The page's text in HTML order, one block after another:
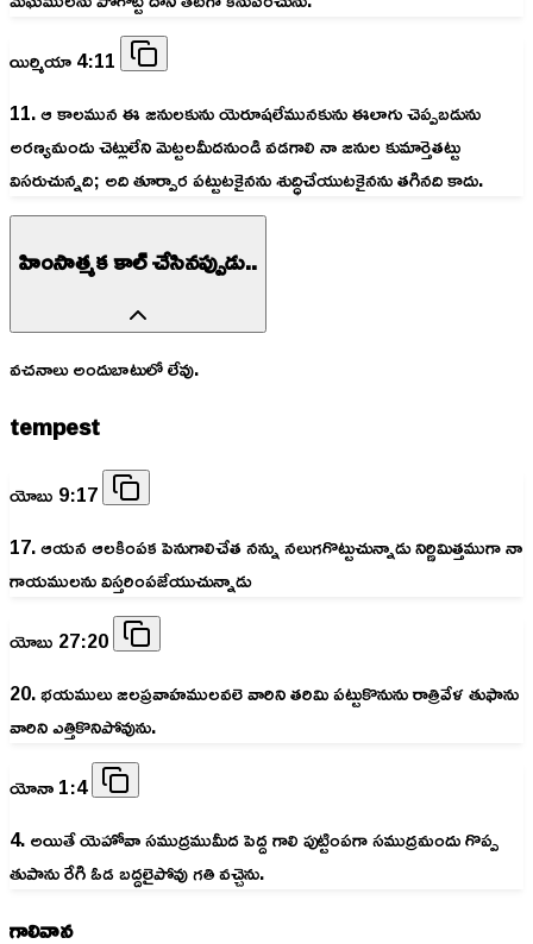
యిర్మియా 4:11
11. ఆ కాలమున ఈ జనులకును యెరూషలేమునకును ఈలాగు చెప్పబడును
అరణ్యమందు చెట్లులేని మెట్టలమీదనుండి వడగాలి నా జనుల కుమార్తెతట్టు
విసరుచున్నది; అది తూర్పార పట్టుటకైనను శుద్ధిచేయుటకైనను తగినది కాదు.
హింసాత్మక కాల్ చేసినప్పుడు..
వచనాలు అందుబాటులో లేవు.
tempest
యోబు 9:17
17. ఆయన ఆలకింపక పెనుగాలిచేత నన్ను నలుగగొట్టుచున్నాడు నిర్ణిమిత్తముగా నా
గాయములను విస్తరింపజేయుచున్నాడు
యోబు 27:20
20. భయములు జలప్రవాహములవలె వారిని తరిమి పట్టుకొనును రాత్రివేళ తుఫాను
వారిని ఎత్తికొనిపోవును.
యోనా 1:4
4. అయితే యెహోవా సముద్రముమీద పెద్ద గాలి పుట్టింపగా సముద్రమందు గొప్ప
తుపాను రేగి ఓడ బద్దలైపోవు గతి వచ్చెను.
గాలివాన